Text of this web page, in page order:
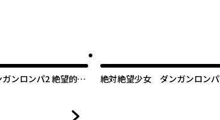
ンロンパ2 絶望的因
絶対絶望少女 ダンガンロンパ